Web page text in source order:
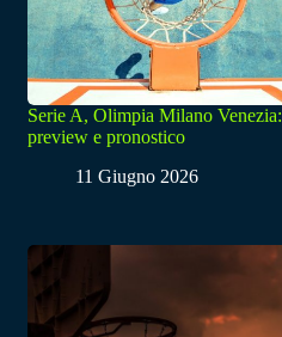
Serie A, Olimpia Milano Venezia:
preview e pronostico
11 Giugno 2026